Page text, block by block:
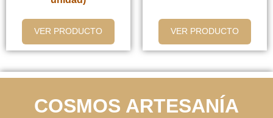
VER PRODUCTO VER PRODUCTO
COSMOS ARTESANÍA